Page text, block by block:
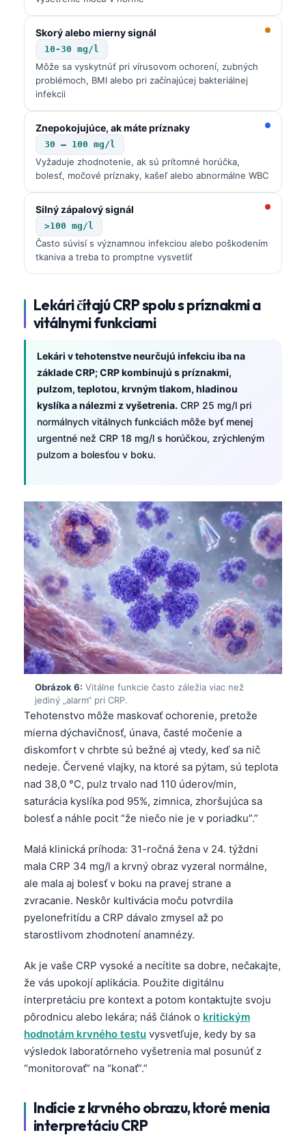
Skorý alebo mierny signál
10-30 mg/l
Môže sa vyskytnúť pri vírusovom ochorení, zubných
problémoch, BMI alebo pri začínajúcej bakteriálnej
infekcii
Znepokojujúce, ak máte príznaky
30 – 100 mg/l
Vyžaduje zhodnotenie, ak sú prítomné horúčka,
bolesť, močové príznaky, kašeľ alebo abnormálne WBC
Silný zápalový signál
>100 mg/l
Často súvisí s významnou infekciou alebo poškodením
tkaniva a treba to promptne vysvetliť
Lekári čítajú CRP spolu s príznakmi a
vitálnymi funkciami
Lekári v tehotenstve neurčujú infekciu iba na
základe CRP; CRP kombinujú s príznakmi,
pulzom, teplotou, krvným tlakom, hladinou
kyslíka a nálezmi z vyšetrenia. CRP 25 mg/l pri
normálnych vitálnych funkciách môže byť menej
urgentné než CRP 18 mg/l s horúčkou, zrýchleným
pulzom a bolesťou v boku.
Obrázok 6: Vitálne funkcie často záležia viac než
jediný „alarm“ pri CRP.
Tehotenstvo môže maskovať ochorenie, pretože
mierna dýchavičnosť, únava, časté močenie a
diskomfort v chrbte sú bežné aj vtedy, keď sa nič
nedeje. Červené vlajky, na ktoré sa pýtam, sú teplota
nad 38,0 °C, pulz trvalo nad 110 úderov/min,
saturácia kyslíka pod 95%, zimnica, zhoršujúca sa
bolesť a náhle pocit “že niečo nie je v poriadku”.”
Malá klinická príhoda: 31-ročná žena v 24. týždni
mala CRP 34 mg/l a krvný obraz vyzeral normálne,
ale mala aj bolesť v boku na pravej strane a
zvracanie. Neskôr kultivácia moču potvrdila
pyelonefritídu a CRP dávalo zmysel až po
starostlivom zhodnotení anamnézy.
Ak je vaše CRP vysoké a necítite sa dobre, nečakajte,
že vás upokojí aplikácia. Použite digitálnu
interpretáciu pre kontext a potom kontaktujte svoju
pôrodnicu alebo lekára; náš článok o kritickým
hodnotám krvného testu vysvetľuje, kedy by sa
výsledok laboratórneho vyšetrenia mal posunúť z
“monitorovať” na “konať”.”
Indície z krvného obrazu, ktoré menia
interpretáciu CRP
كوردی‎
پښتو
සිංහල
অসমীয়া
Galego
Latviešu valoda
Македонски јазик
Gàidhlig
Occitan
العربية المغربية
Afrikaans
ພາສາລາວ
Basa Jawa
Cebuano
ئۇيغۇرچە
Кыргызча
Татар теле
Беларуская мова
Esperanto
Frysk
Ślōnskŏ gŏdka
Norsk bokmål